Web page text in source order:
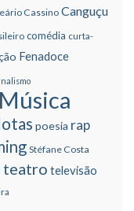
Cassino Canguçu
comédia curta-
Fenadoce
Música
poesia rap
Stéfane Costa
teatro televisão